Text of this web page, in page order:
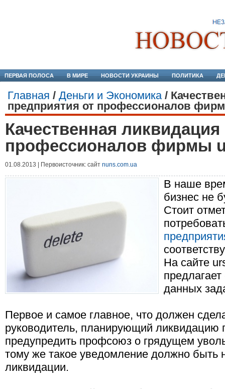
ПЕРВАЯ ПОЛОСА В МИРЕ НОВОСТИ УКРАИНЫ ПОЛИТИКА
Главная / Деньги и Экономика/
предприятия от профессионалов
Качественная
профессионалов фирмы
01.08.2013 | Первоисточник: сайт nuns.com.ua
В наше
бизнес не
Стоит
На сайте
данных
Первое и самое главное, что должен
руководитель, планирующий ликвидацию
предупредить профсоюз о грядущем
тому же такое уведомление должно быть
ликвидации.